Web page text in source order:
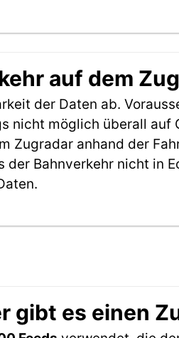
auf dem
der Daten ab.
nicht möglich überall auf
Zugradar anhand der
der Bahnverkehr nicht in
gibt es einen